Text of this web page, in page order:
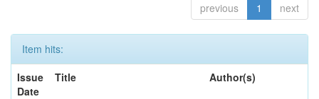
previous 1 next
Item hits:
Issue
Date
Title Author(s)